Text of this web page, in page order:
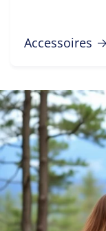
Accessoires